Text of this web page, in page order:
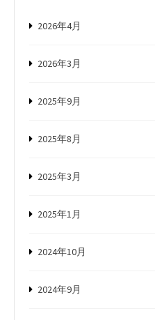
2026年4月
2026年3月
2025年9月
2025年8月
2025年3月
2025年1月
2024年10月
2024年9月